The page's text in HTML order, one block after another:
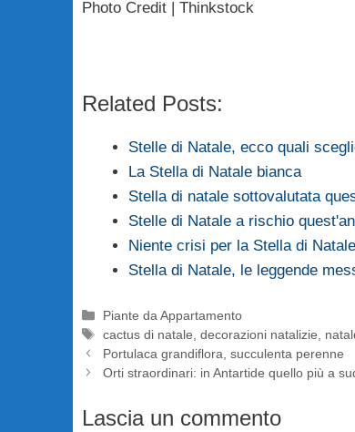
Photo Credit | Thinkstock
Related Posts:
Stelle di Natale, ecco quali
La Stella di Natale bianca
Stella di natale sottovalutata
Stelle di Natale a rischio
Niente crisi per la Stella di
Stella di Natale, le leggende
Categorie
Piante da Appartamento
Tag
cactus di natale decorazioni natalizie
Portulaca grandiflora, succulenta perenne
Orti straordinari: in Antartide quello più a
Lascia un commento